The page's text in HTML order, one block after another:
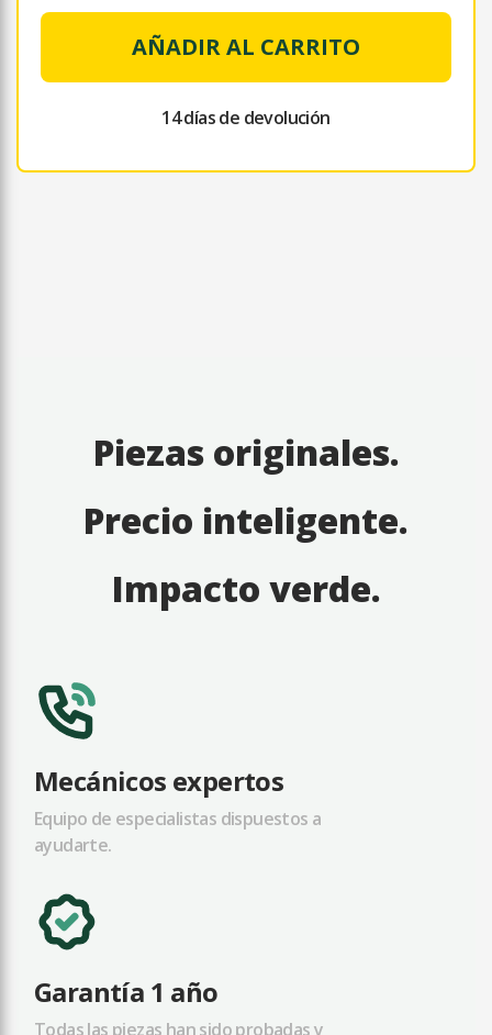
AÑADIR AL CARRITO
14 días de devolución
Piezas originales.
Precio inteligente.
Impacto verde.
Mecánicos expertos
Equipo de especialistas dispuestos a
ayudarte.
Garantía 1 año
Todas las piezas han sido probadas y